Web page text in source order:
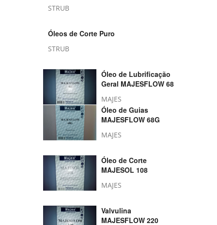
STRUB
Óleos de Corte Puro
STRUB
Óleo de Lubrificação
Geral MAJESFLOW 68
MAJES
Óleo de Guias
MAJESFLOW 68G
MAJES
Óleo de Corte
MAJESOL 108
MAJES
Valvulina
MAJESFLOW 220